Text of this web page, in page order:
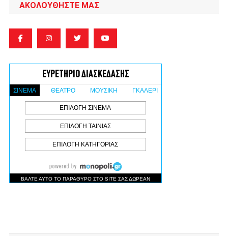
ΑΚΟΛΟΥΘΉΣΤΕ ΜΑΣ